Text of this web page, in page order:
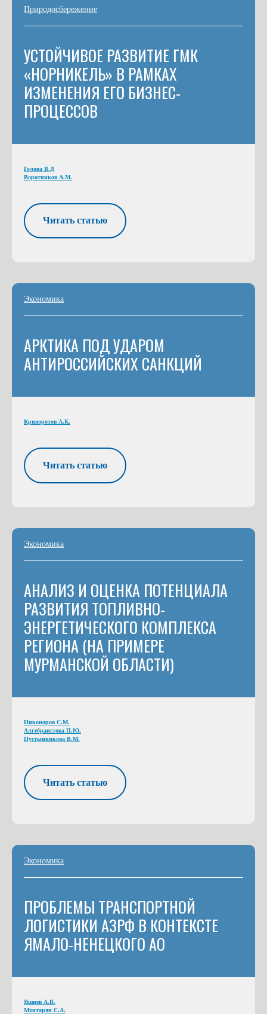
Природосбережение
УСТОЙЧИВОЕ РАЗВИТИЕ ГМК
«НОРНИКЕЛЬ» В РАМКАХ
ИЗМЕНЕНИЯ ЕГО БИЗНЕС-
ПРОЦЕССОВ
Голова В.Д
Воротников А.М.
Читать статью
Экономика
АРКТИКА ПОД УДАРОМ
АНТИРОССИЙСКИХ САНКЦИЙ
Криворотов А.К.
Читать статью
Экономика
АНАЛИЗ И ОЦЕНКА ПОТЕНЦИАЛА
РАЗВИТИЯ ТОПЛИВНО-
ЭНЕРГЕТИЧЕСКОГО КОМПЛЕКСА
РЕГИОНА (НА ПРИМЕРЕ
МУРМАНСКОЙ ОБЛАСТИ)
Никоноров С.М.
Алгебраистова П.Ю.
Пустынникова В.М.
Читать статью
Экономика
ПРОБЛЕМЫ ТРАНСПОРТНОЙ
ЛОГИСТИКИ АЗРФ В КОНТЕКСТЕ
ЯМАЛО-НЕНЕЦКОГО АО
Яшнев А.В.
Мхитарян С.А.